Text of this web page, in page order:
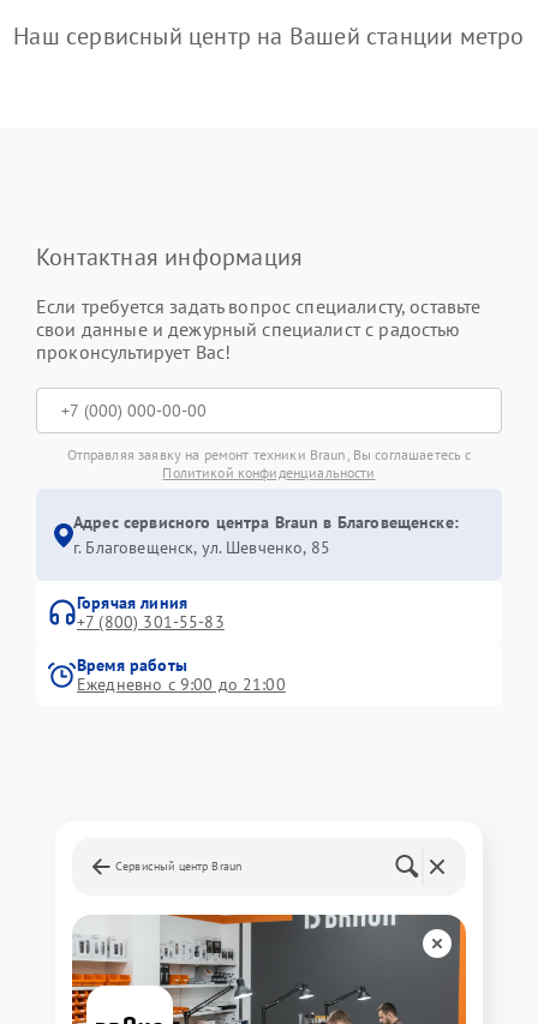
Наш сервисный центр на Вашей станции метро
Контактная информация
Если требуется задать вопрос специалисту, оставьте
свои данные и дежурный специалист с радостью
проконсультирует Вас!
Отправляя заявку на ремонт техники Braun, Вы соглашаетесь с
Политикой конфиденциальности
Адрес сервисного центра Braun в Благовещенске:
г. Благовещенск, ул. Шевченко, 85
Горячая линия
+7 (800) 301-55-83
Время работы
Ежедневно с 9:00 до 21:00
Сервисный центр Braun